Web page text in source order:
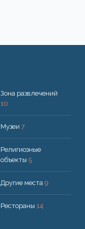
Зона развлечений
10
Музеи 7
Религиозные
объекты 5
Другие места 9
Рестораны 14